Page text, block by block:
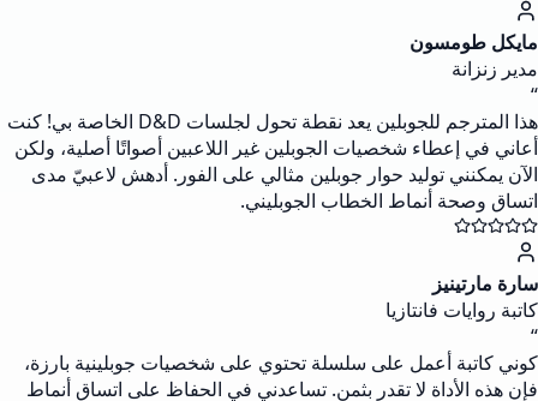
مايكل طومسون
مدير زنزانة
“
هذا المترجم للجوبلين يعد نقطة تحول لجلسات D&D الخاصة بي! كنت
أعاني في إعطاء شخصيات الجوبلين غير اللاعبين أصواتًا أصلية، ولكن
الآن يمكنني توليد حوار جوبلين مثالي على الفور. أدهش لاعبيّ مدى
اتساق وصحة أنماط الخطاب الجوبليني.
سارة مارتينيز
كاتبة روايات فانتازيا
“
كوني كاتبة أعمل على سلسلة تحتوي على شخصيات جوبلينية بارزة،
فإن هذه الأداة لا تقدر بثمن. تساعدني في الحفاظ على اتساق أنماط